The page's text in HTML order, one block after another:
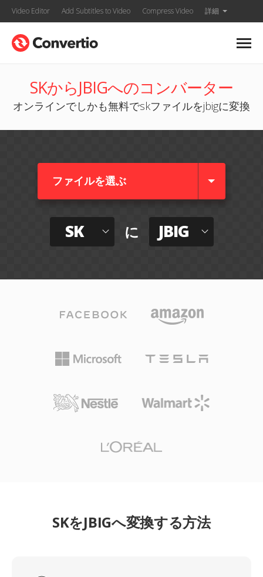
Video Editor Add Subtitles to Video Compress Video 詳細
SKからJBIGへのコンバーター
オンラインでしかも無料でskファイルをjbigに変換
ファイルを選ぶ
SK に JBIG
SKをJBIGへ変換する方法